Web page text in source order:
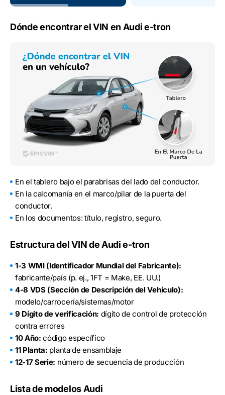
Dónde encontrar el VIN en Audi e-tron
En el tablero bajo el parabrisas del lado del conductor.
En la calcomanía en el marco/pilar de la puerta del
conductor.
En los documentos: título, registro, seguro.
Estructura del VIN de Audi e-tron
1-3 WMI (Identificador Mundial del Fabricante):
fabricante/país (p. ej., 1FT = Make, EE. UU.)
4-8 VDS (Sección de Descripción del Vehículo):
modelo/carrocería/sistemas/motor
9 Dígito de verificación: dígito de control de protección
contra errores
10 Año: código específico
11 Planta: planta de ensamblaje
12-17 Serie: número de secuencia de producción
Lista de modelos Audi